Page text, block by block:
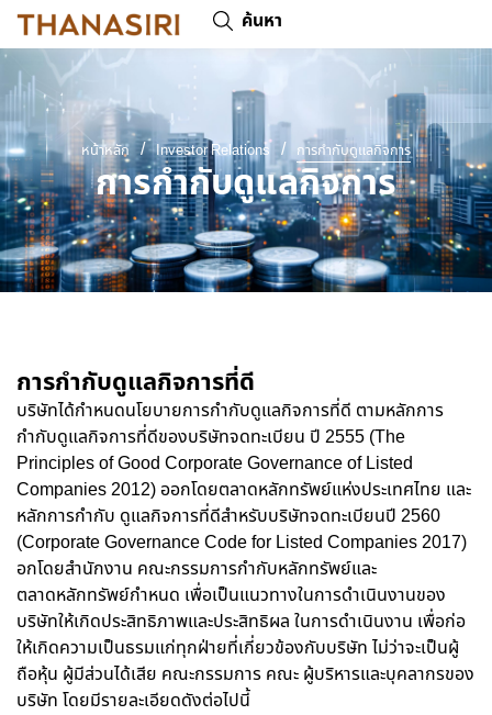
ค้นหา
หน้าหลัก / Investor Relations / การกำกับดูแลกิจการ
การกำกับดูแลกิจการ
การกำกับดูแลกิจการที่ดี
บริษัทได้กำหนดนโยบายการกำกับดูแลกิจการที่ดี ตามหลักการ
กำกับดูแลกิจการที่ดีของบริษัทจดทะเบียน ปี 2555 (The
Principles of Good Corporate Governance of Listed
Companies 2012) ออกโดยตลาดหลักทรัพย์แห่งประเทศไทย และ
หลักการกำกับ ดูแลกิจการที่ดีสำหรับบริษัทจดทะเบียนปี 2560
(Corporate Governance Code for Listed Companies 2017)
อกโดยสำนักงาน คณะกรรมการกำกับหลักทรัพย์และ
ตลาดหลักทรัพย์กำหนด เพื่อเป็นแนวทางในการดำเนินงานของ
บริษัทให้เกิดประสิทธิภาพและประสิทธิผล ในการดำเนินงาน เพื่อก่อ
ให้เกิดความเป็นธรมแก่ทุกฝ่ายที่เกี่ยวข้องกับบริษัท ไม่ว่าจะเป็นผู้
ถือหุ้น ผู้มีส่วนได้เสีย คณะกรรมการ คณะ ผู้บริหารและบุคลากรของ
บริษัท โดยมีรายละเอียดดังต่อไปนี้